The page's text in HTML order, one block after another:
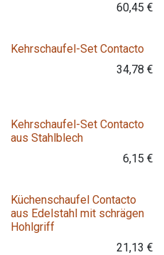
60,45 €
Kehrschaufel-Set Contacto
34,78 €
Kehrschaufel-Set Contacto
aus Stahlblech
6,15 €
Variante
Küchenschaufel Contacto
aus Edelstahl mit schrägen
Hohlgriff
21,13 €